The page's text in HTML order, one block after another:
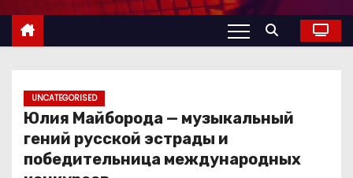
с
UNCATEGORISED
Юлия Майборода — музыкальный
гений русской эстрады и
победительница международных